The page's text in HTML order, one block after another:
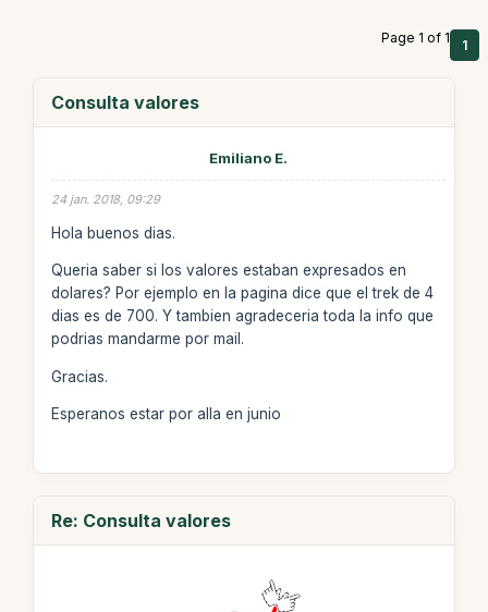
Page 1 of 1 1
Consulta valores
Emiliano E.
24 jan. 2018, 09:29
Hola buenos dias.
Queria saber si los valores estaban expresados en
dolares? Por ejemplo en la pagina dice que el trek de 4
dias es de 700. Y tambien agradeceria toda la info que
podrias mandarme por mail.
Gracias.
Esperanos estar por alla en junio
Re: Consulta valores